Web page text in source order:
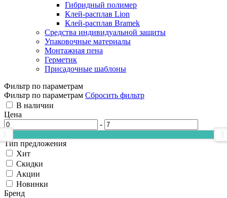
Гибридный полимер
Клей-расплав Lion
Клей-расплав Bramek
Средства индивидуальной защиты
Упаковочные материалы
Монтажная пена
Герметик
Присадочные шаблоны
Фильтр по параметрам
Фильтр по параметрам Сбросить фильтр
В наличии
Цена
-
Тип предложения
Хит
Скидки
Акции
Новинки
Бренд